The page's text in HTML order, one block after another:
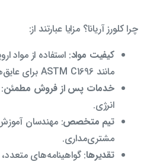
چرا کلورز آریانا؟ مزایا عبارتند از:
کیفیت مواد: استفاده از مواد
مانند ASTM C1696 برای عایق‌های حرارتی.
خدمات پس از فروش مطمئن
انرژی.
تیم متخصص: مهندسان
مشتری‌مداری.
تقدیرها: گواهینامه‌های